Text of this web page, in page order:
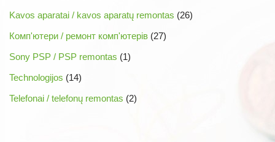
Kavos aparatai / kavos aparatų remontas (26)
Комп'ютери / ремонт комп'ютерів (27)
Sony PSP / PSP remontas (1)
Technologijos (14)
Telefonai / telefonų remontas (2)